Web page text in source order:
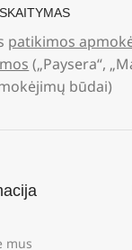
patikimos
(„Paysera“,
būdai)
mus